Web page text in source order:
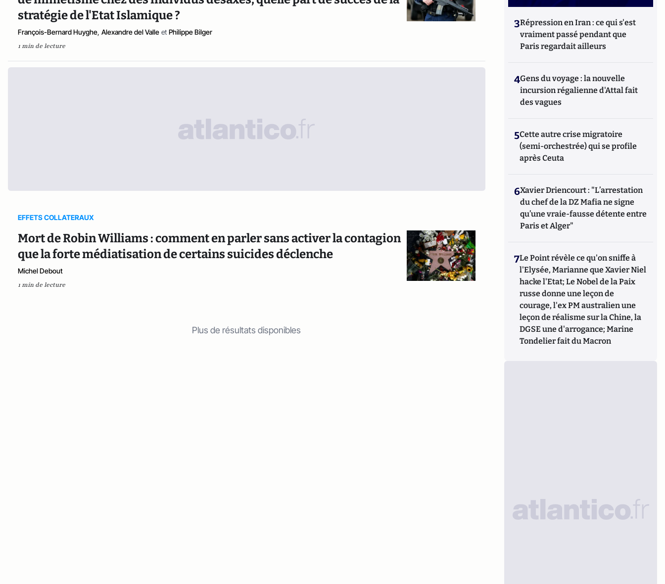
stratégie de l'Etat Islamique ?
François-Bernard Huyghe, Alexandre del Valle et Philippe Bilger
1 min de lecture
EFFETS COLLATERAUX
Mort de Robin Williams : comment en parler sans activer la contagion
que la forte médiatisation de certains suicides déclenche
Michel Debout
1 min de lecture
Plus de résultats disponibles
3Répression en Iran : ce qui s'est
vraiment passé pendant que
Paris regardait ailleurs
4Gens du voyage : la nouvelle
incursion régalienne d'Attal fait
des vagues
5Cette autre crise migratoire
(semi-orchestrée) qui se profile
après Ceuta
6Xavier Driencourt : "L’arrestation
du chef de la DZ Mafia ne signe
qu’une vraie-fausse détente entre
Paris et Alger"
7Le Point révèle ce qu'on sniffe à
l'Elysée, Marianne que Xavier Niel
hacke l'Etat; Le Nobel de la Paix
russe donne une leçon de
courage, l'ex PM australien une
leçon de réalisme sur la Chine, la
DGSE une d'arrogance; Marine
Tondelier fait du Macron